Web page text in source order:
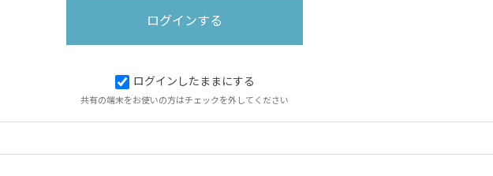
ログインしたままにする
共有の端末をお使いの方はチェックを外してください